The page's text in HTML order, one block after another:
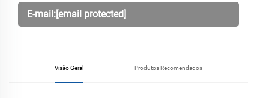
E-mail:[email protected]
Visão Geral Produtos Recomendados